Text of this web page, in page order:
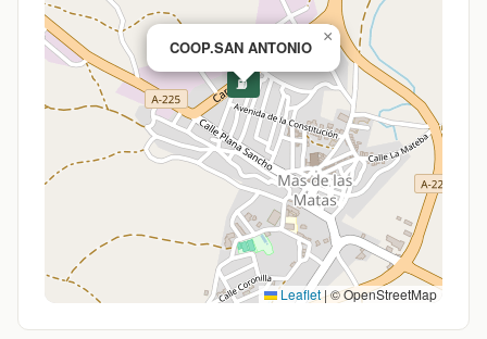
⛽
COOP.SAN ANTONIO
×
Leaflet|© OpenStreetMap